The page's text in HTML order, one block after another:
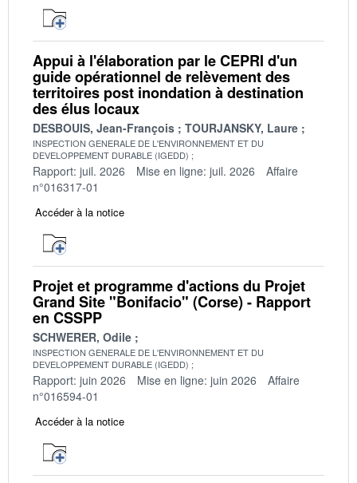
Appui à l'élaboration par le CEPRI d'un
guide opérationnel de relèvement des
territoires post inondation à destination
des élus locaux
DESBOUIS, Jean-François TOURJANSKY, Laure
INSPECTION GENERALE DE L'ENVIRONNEMENT ET DU
DEVELOPPEMENT DURABLE (IGEDD)
Rapport: juil. 2026 Mise en ligne: juil. 2026
Affaire
n°016317-01
Accéder à la notice
Projet et programme d'actions du Projet
Grand Site "Bonifacio" (Corse) - Rapport
en CSSPP
SCHWERER, Odile
INSPECTION GENERALE DE L'ENVIRONNEMENT ET DU
DEVELOPPEMENT DURABLE (IGEDD)
Rapport: juin 2026 Mise en ligne: juin 2026
Affaire
n°016594-01
Accéder à la notice